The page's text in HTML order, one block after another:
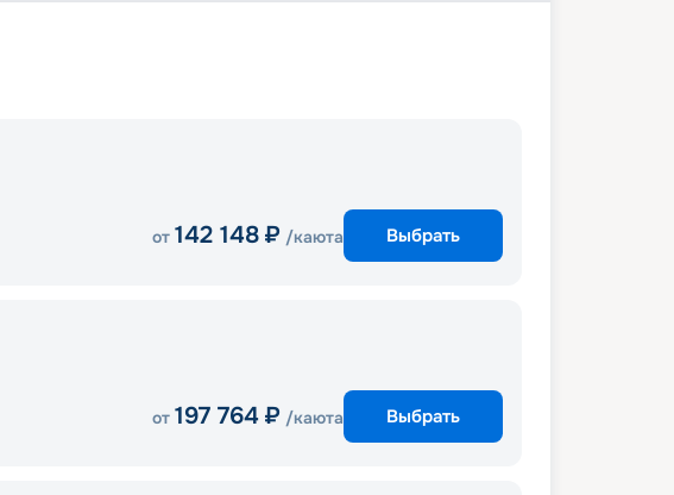
от 142 148 ₽ /каюта Выбрать
от 197 764 ₽ /каюта Выбрать